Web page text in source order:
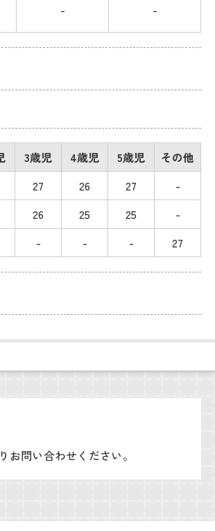
- -
3歳児 4歳児 5歳児
その他
27 26 27
-
26 25 25
-
- - - 27
お問い合わせください。